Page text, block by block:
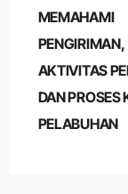
MEMAHAMI
PENGIRIMAN,
AKTIVITAS
DAN PROSES
PELABUHAN